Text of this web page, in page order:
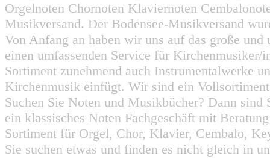
Orgelnoten Chornoten Klaviernoten
Musikversand. Der Bodensee-Musikversand
Von Anfang an haben wir uns auf das große
einen umfassenden Service für
Sortiment zunehmend auch Instrumentalwerke
Kirchenmusik einfügt. Wir sind ein
Suchen Sie Noten und Musikbücher? Dann
ein klassisches Noten Fachgeschäft mit
Sortiment für Orgel, Chor, Klavier, Cembalo,
Sie suchen etwas und finden es nicht gleich in